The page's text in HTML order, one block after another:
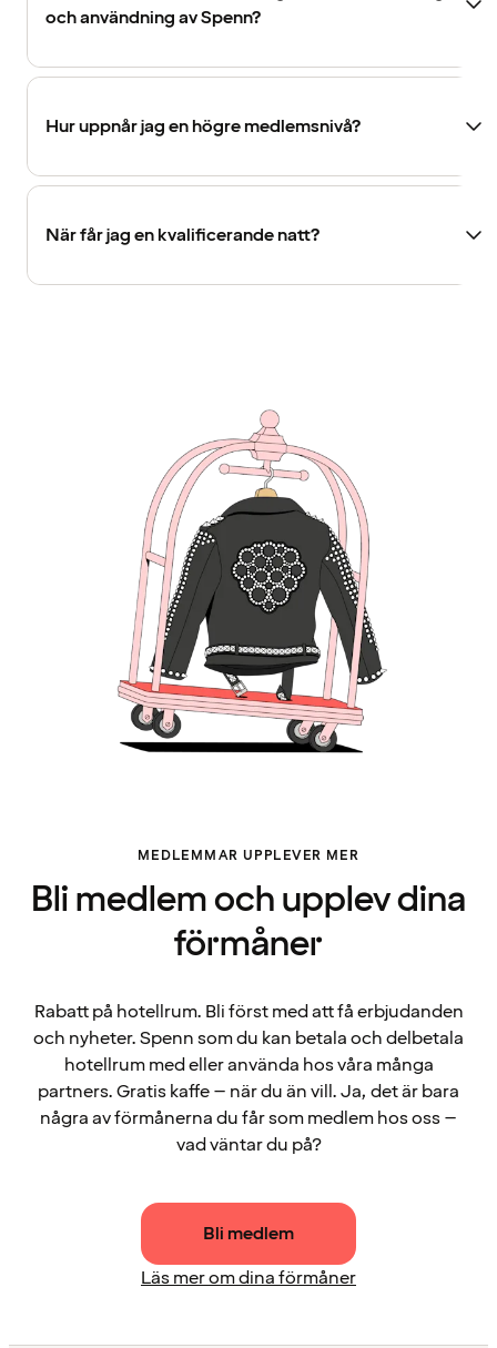
och användning av Spenn?
Hur uppnår jag en högre medlemsnivå?
När får jag en kvalificerande natt?
MEDLEMMAR UPPLEVER MER
Bli medlem och upplev dina
förmåner
Rabatt på hotellrum. Bli först med att få erbjudanden
och nyheter. Spenn som du kan betala och delbetala
hotellrum med eller använda hos våra många
partners. Gratis kaffe – när du än vill. Ja, det är bara
några av förmånerna du får som medlem hos oss –
vad väntar du på?
Bli medlem
Läs mer om dina förmåner